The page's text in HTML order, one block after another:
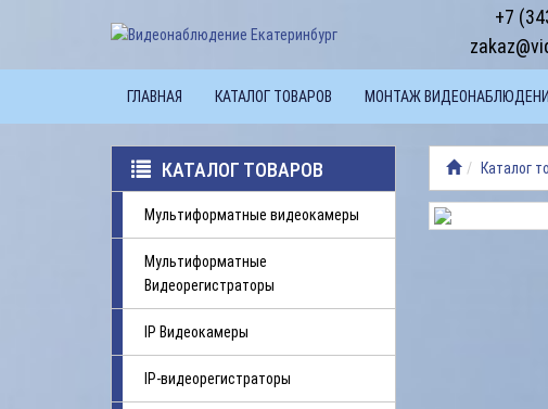
+7
ГЛАВНАЯ КАТАЛОГ ТОВАРОВ МОНТАЖ
КАТАЛОГ ТОВАРОВ
Мультиформатные видеокамеры
Мультиформатные
Видеорегистраторы
IP Видеокамеры
IP-видеорегистраторы
Каталог